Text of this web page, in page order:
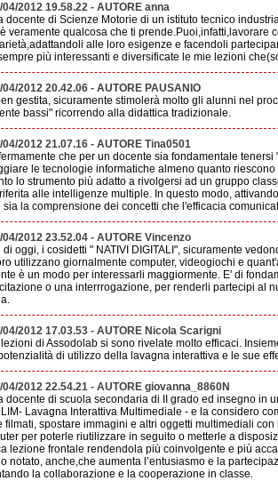
04/2012 19.58.22 - AUTORE anna
docente di Scienze Motorie di un istituto tecnico
veramente qualcosa che ti prende.Puoi,infatti,lavorare
alle loro esigenze e facendoli
più interessanti e diversificate le mie lezioni
04/2012 20.42.06 - AUTORE PAUSANIO
gestita, sicuramente stimolerà molto gli alunni nel
bassi" ricorrendo alla didattica tradizionale.
04/2012 21.07.16 - AUTORE Tina0501
che per un docente sia fondamentale
le tecnologie informatiche almeno quanto
lo strumento più adatto a rivolgersi ad un gruppo
alle intelligenze multiple. In questo modo,
sia la comprensione dei concetti che l'efficacia
04/2012 23.52.04 - AUTORE Vincenzo
oggi, i cosidetti " NATIVI DIGITALI", sicuramente
utilizzano giornalmente computer, videogiochi e
è un modo per interessarli maggiormente. E' di
o una interrrogazione, per renderli partecipi al
04/2012 17.03.53 - AUTORE Nicola Scarigni
di Assodolab si sono rivelate molto efficaci.
di utilizzo della lavagna interattiva e le sue
04/2012 22.54.21 - AUTORE giovanna_8860N
docente di scuola secondaria di II grado ed insegno in
Lavagna Interattiva Multimediale - e la considero
filmati, spostare immagini e altri oggetti multimediali
per poterle riutilizzare in seguito o metterle a
lezione frontale rendendola più coinvolgente e più
notato, anche,che aumenta l’entusiasmo e la
la collaborazione e la cooperazione in classe.